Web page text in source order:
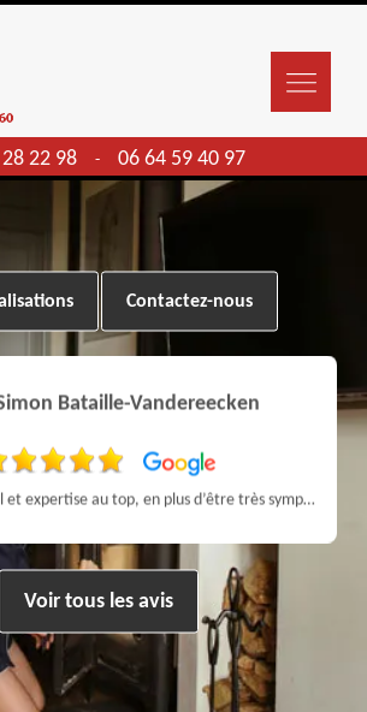
22 98 - 06 64 59 40 97
Contactez-nous
Bataille-Vandereecken
De très bon conseil et expertise au top, en plus d’être très sympathique, je recommande! Nous avons été bien aidés et renseignés sur quoi faire de notre insert et son entretien futur, merci :)
Voir tous les avis